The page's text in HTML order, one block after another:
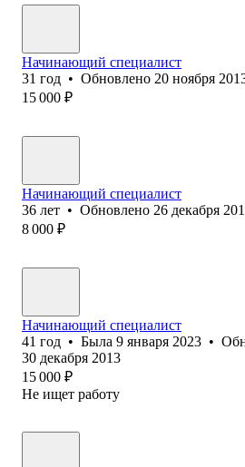
Начинающий специалист
31 год • Обновлено 20 ноября
15 000 ₽
Начинающий специалист
36 лет • Обновлено 26 декабря
8 000 ₽
Начинающий специалист
41 год • Была 9 января 2023 •
30 декабря 2013
15 000 ₽
Не ищет работу